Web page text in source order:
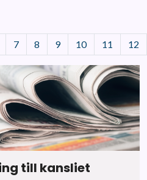
7 8 9 10 11 12
till kansliet